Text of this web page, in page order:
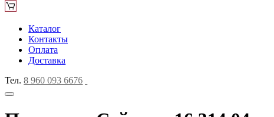
Каталог
Контакты
Оплата
Доставка
Тел. 8 960 093 6676